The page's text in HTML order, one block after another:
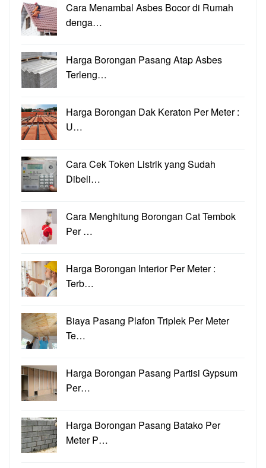
Cara Menambal Asbes Bocor di Rumah
denga…
Harga Borongan Pasang Atap Asbes
Terleng…
Harga Borongan Dak Keraton Per Meter :
U…
Cara Cek Token Listrik yang Sudah
Dibeli…
Cara Menghitung Borongan Cat Tembok
Per …
Harga Borongan Interior Per Meter :
Terb…
Biaya Pasang Plafon Triplek Per Meter
Te…
Harga Borongan Pasang Partisi Gypsum
Per…
Harga Borongan Pasang Batako Per
Meter P…